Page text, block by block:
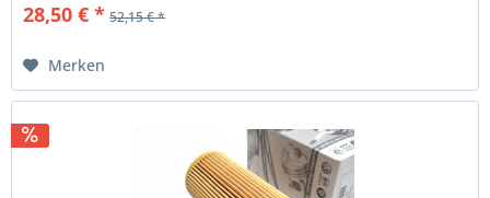
28,50 € * 52,15 € *
Merken